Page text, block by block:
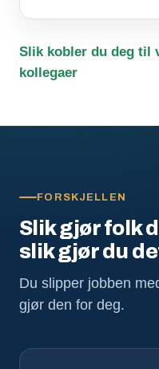
Slik kobler du deg til
kollegaer
FORSKJELLEN
Slik gjør folk
slik gjør du
Du slipper jobben
gjør den for deg.